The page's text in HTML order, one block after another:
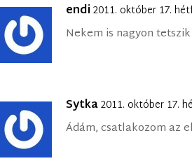
endi2011. október 17.
Nekem is nagyon
Sytka2011. október 17.
Ádám, csatlakozom az